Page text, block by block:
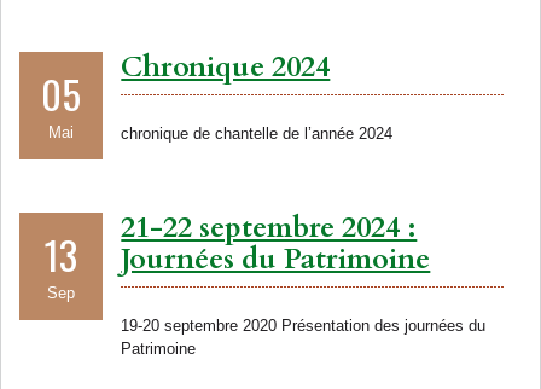
05
Mai
Chronique 2024
chronique de chantelle de l’année 2024
13
Sep
21-22 septembre 2024 :
Journées du Patrimoine
19-20 septembre 2020 Présentation des journées du
Patrimoine